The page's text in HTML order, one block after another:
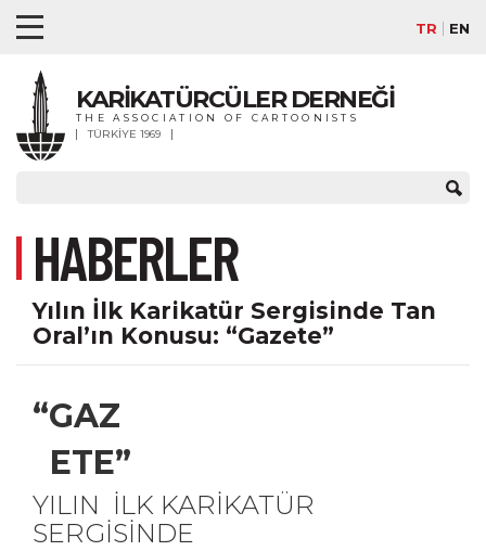
TR EN
KARİKATÜRCÜLER DERNEĞİ
THE ASSOCIATION OF CARTOONISTS
TÜRKİYE 1969
HABERLER
Yılın İlk Karikatür Sergisinde Tan
Oral’ın Konusu: “Gazete”
“GAZ
ETE”
YILIN İLK KARİKATÜR
SERGİSİNDE